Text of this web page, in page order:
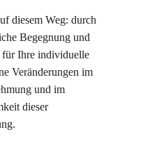
diesem Weg: durch
Begegnung und
für Ihre individuelle
Veränderungen im
und im
dieser